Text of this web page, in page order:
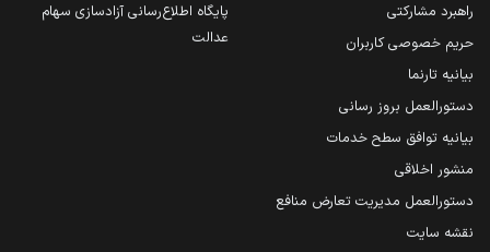
راهبرد مشارکتی
حریم خصوصی کاربران
بیانیه تارنما
دستورالعمل بروز رسانی
بیانیه توافق سطح خدمات
منشور اخلاقی
دستورالعمل مدیریت تعارض منافع
نقشه سایت
پایگاه اطلاع‌رسانی آزادسازی سهام
عدالت